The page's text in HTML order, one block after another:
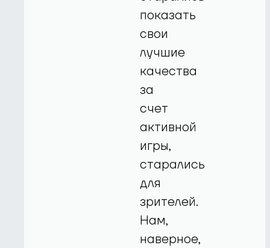
показать
свои
лучшие
качества
за
счет
активной
игры,
старались
для
зрителей.
Нам,
наверное,